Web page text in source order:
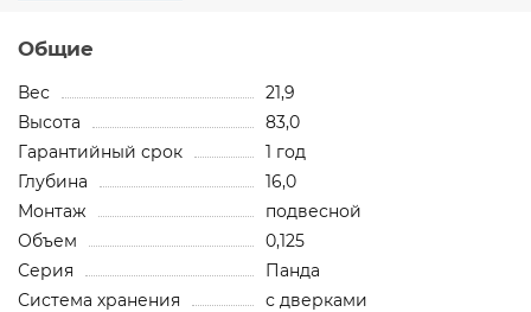
Общие
Вес
21,9
Высота
83,0
Гарантийный срок
1 год
Глубина
16,0
Монтаж
подвесной
Объем
0,125
Серия
Панда
Система хранения
с дверками